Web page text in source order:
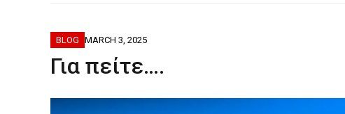
BLOG MARCH 3, 2025
Για πείτε….